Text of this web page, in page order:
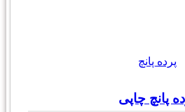
پرده پانچ
پانچ چاپی